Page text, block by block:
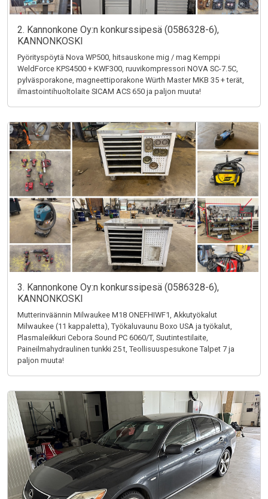
2. Kannonkone Oy:n konkurssipesä (0586328-6),
KANNONKOSKI
Pyörityspöytä Nova WP500, hitsauskone mig / mag Kemppi
WeldForce KPS4500 + KWF300, ruuvikompressori NOVA SC-7.5C,
pylväsporakone, magneettiporakone Würth Master MKB 35 + terät,
ilmastointihuoltolaite SICAM ACS 650 ja paljon muuta!
3. Kannonkone Oy:n konkurssipesä (0586328-6),
KANNONKOSKI
Mutterinväännin Milwaukee M18 ONEFHIWF1, Akkutyökalut
Milwaukee (11 kappaletta), Työkaluvaunu Boxo USA ja työkalut,
Plasmaleikkuri Cebora Sound PC 6060/T, Suutintestilaite,
Paineilmahydraulinen tunkki 25 t, Teollisuuspesukone Talpet 7 ja
paljon muuta!